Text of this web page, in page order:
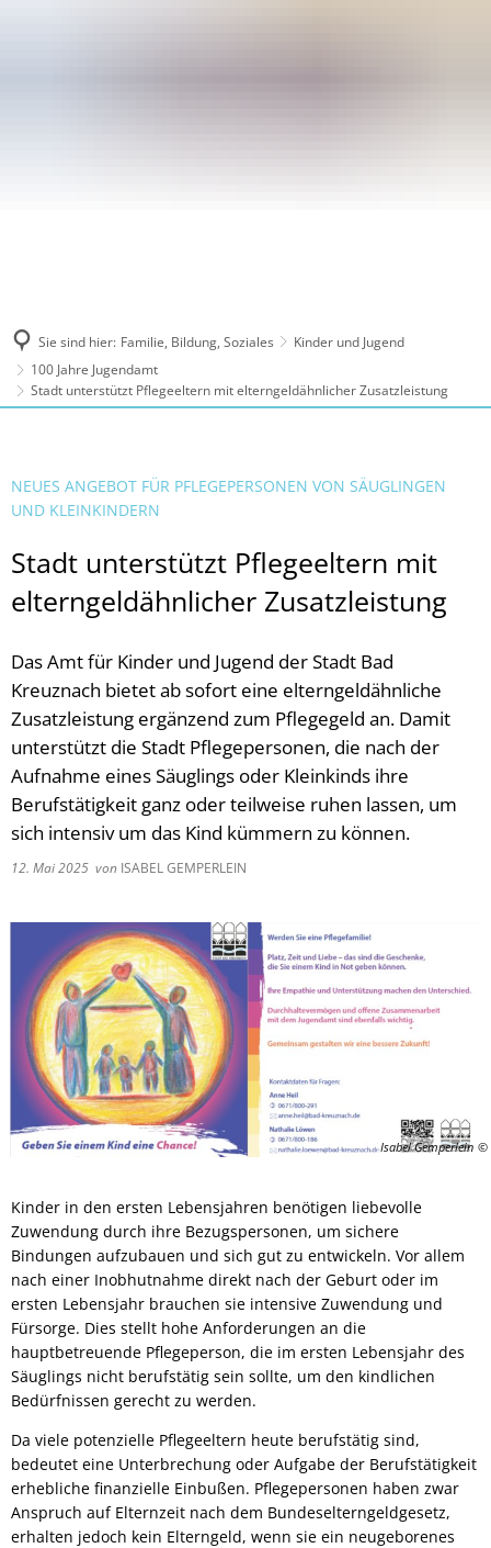
Sie sind hier: Familie, Bildung, Soziales
Kinder und Jugend
100 Jahre Jugendamt
Stadt unterstützt Pflegeeltern mit elterngeldähnlicher Zusatzleistung
NEUES ANGEBOT FÜR PFLEGEPERSONEN VON SÄUGLINGEN
UND KLEINKINDERN
Stadt unterstützt Pflegeeltern mit
elterngeldähnlicher Zusatzleistung
Das Amt für Kinder und Jugend der Stadt Bad
Kreuznach bietet ab sofort eine elterngeldähnliche
Zusatzleistung ergänzend zum Pflegegeld an. Damit
unterstützt die Stadt Pflegepersonen, die nach der
Aufnahme eines Säuglings oder Kleinkinds ihre
Berufstätigkeit ganz oder teilweise ruhen lassen, um
sich intensiv um das Kind kümmern zu können.
12. Mai 2025 von ISABEL GEMPERLEIN
Isabel Gemperlein
Kinder in den ersten Lebensjahren benötigen liebevolle
Zuwendung durch ihre Bezugspersonen, um sichere
Bindungen aufzubauen und sich gut zu entwickeln. Vor allem
nach einer Inobhutnahme direkt nach der Geburt oder im
ersten Lebensjahr brauchen sie intensive Zuwendung und
Fürsorge. Dies stellt hohe Anforderungen an die
hauptbetreuende Pflegeperson, die im ersten Lebensjahr des
Säuglings nicht berufstätig sein sollte, um den kindlichen
Bedürfnissen gerecht zu werden.
Da viele potenzielle Pflegeeltern heute berufstätig sind,
bedeutet eine Unterbrechung oder Aufgabe der Berufstätigkeit
erhebliche finanzielle Einbußen. Pflegepersonen haben zwar
Anspruch auf Elternzeit nach dem Bundeselterngeldgesetz,
erhalten jedoch kein Elterngeld, wenn sie ein neugeborenes